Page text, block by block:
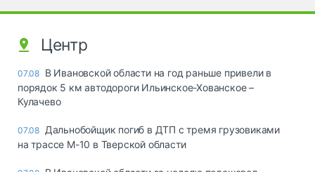
Центр
07.08 В Ивановской области на год раньше привели в
порядок 5 км автодороги Ильинское-Хованское –
Кулачево
07.08 Дальнобойщик погиб в ДТП с тремя грузовиками
на трассе М-10 в Тверской области